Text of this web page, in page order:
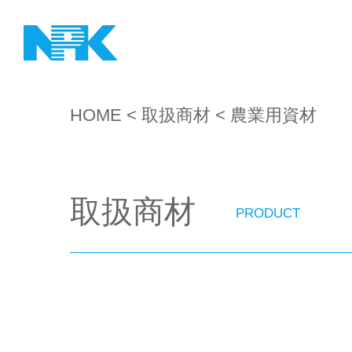
HOME < 取扱商材 < 農業用資材
取扱商材 PRODUCT